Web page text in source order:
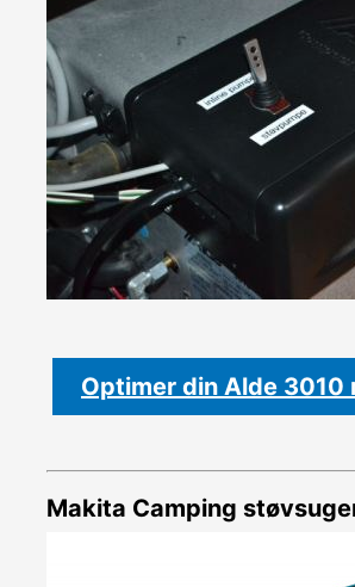
Optimer din Alde 3010
Makita Camping